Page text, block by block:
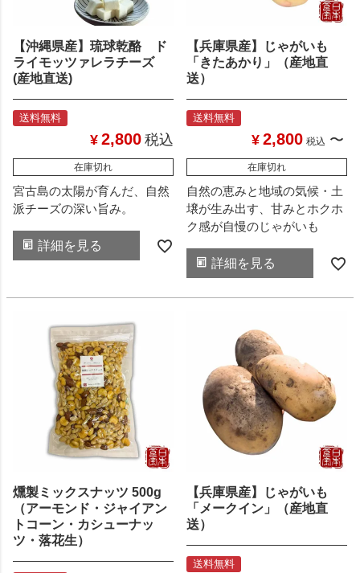
【沖縄県産】琉球乾酪 ド
ライモッツァレラチーズ
(産地直送)
送料無料
¥ 2,800 税込
在庫切れ
宮古島の太陽が育んだ、自然
派チーズの深い旨み。
詳細を見る
【兵庫県産】じゃがいも
「きたあかり」（産地直
送）
送料無料
¥ 2,800 税込 〜
在庫切れ
自然の恵みと地域の気候・土
壌が生み出す、甘みとホクホ
ク感が自慢のじゃがいも
詳細を見る
燻製ミックスナッツ 500g
（アーモンド・ジャイアン
トコーン・カシューナッ
ツ・落花生）
【兵庫県産】じゃがいも
「メークイン」（産地直
送）
送料無料